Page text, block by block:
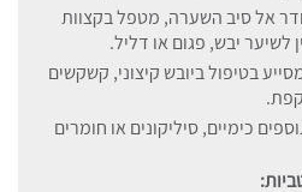
אל סיב השערה, מטפל בקצוות
לשיער יבש, פגום או דליל.
בטיפול ביובש קיצוני, קשקשים
כימיים, סיליקונים או חומרים